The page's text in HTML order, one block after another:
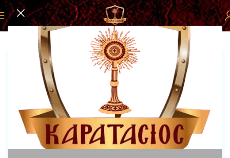
Αρχική σελίδα ΕΙΚΟΝΕΣ ΜΑΓΝΗΤΑΚΙ ΑΓΙΩΝ